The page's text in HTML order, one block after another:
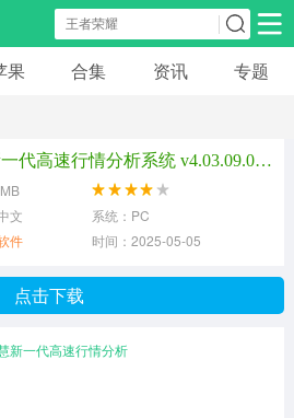
安卓游戏
果 合集 资讯 专题
大智慧新一代高速行情分析系统 v4.03.09.0428 正式版
文
系统：PC
件 时间：2025-05-05
点击下载
新一代高速行情分析